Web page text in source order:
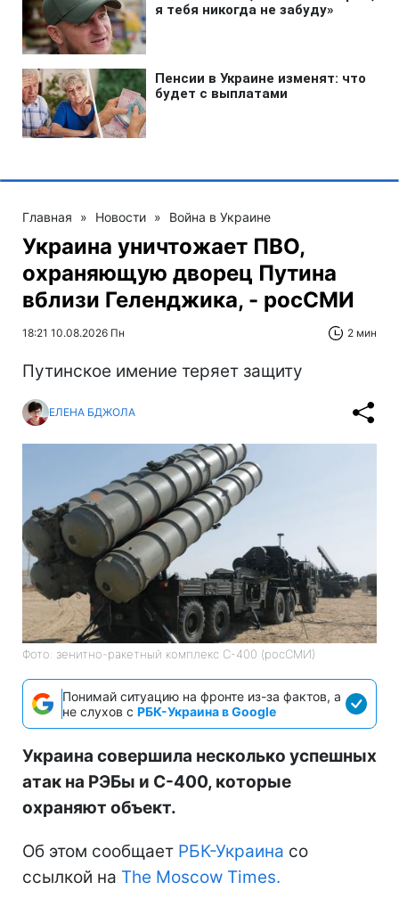
Главная » Новости » Война в Украине
Украина уничтожает ПВО,
охраняющую дворец Путина
вблизи Геленджика, - росСМИ
18:21 10.08.2026 Пн 2 мин
Путинское имение теряет защиту
ЕЛЕНА БДЖОЛА
Фото: зенитно-ракетный комплекс С-400 (росСМИ)
Понимай ситуацию на фронте из-за фактов, а
не слухов с РБК-Украина в Google
Украина совершила несколько успешных
атак на РЭБы и С-400, которые
охраняют объект.
Об этом сообщает РБК-Украина со
ссылкой на The Moscow Times.